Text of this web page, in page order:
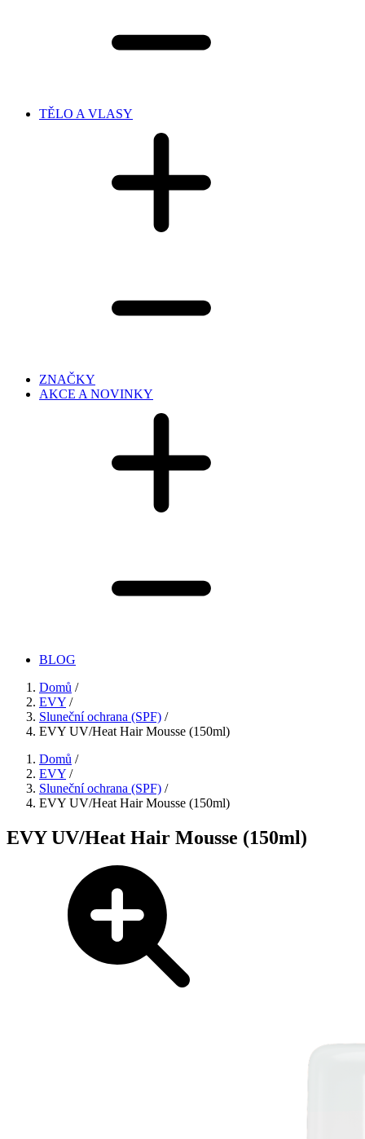
TĚLO A VLASY
ZNAČKY
AKCE A NOVINKY
BLOG
Domů /
EVY /
Sluneční ochrana (SPF) /
EVY UV/Heat Hair Mousse (150ml)
Domů /
EVY /
Sluneční ochrana (SPF) /
EVY UV/Heat Hair Mousse (150ml)
EVY UV/Heat Hair Mousse (150ml)